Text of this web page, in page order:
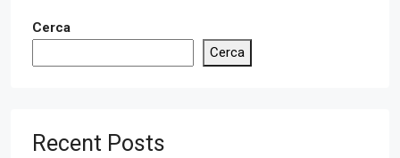
Cerca
Cerca
Recent Posts